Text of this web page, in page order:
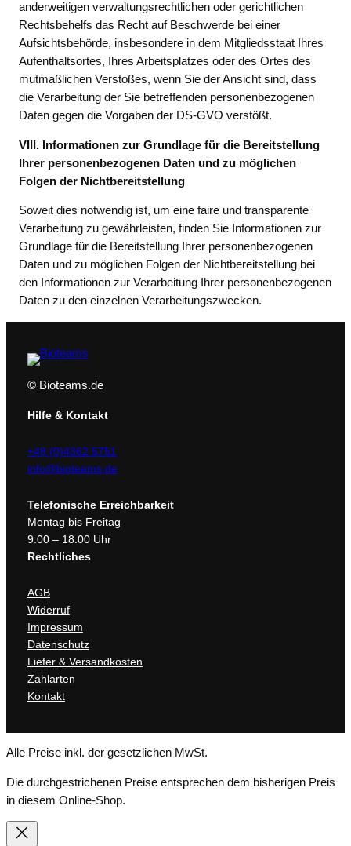
anderweitigen verwaltungsrechtlichen oder gerichtlichen
Rechtsbehelfs das Recht auf Beschwerde bei einer
Aufsichtsbehörde, insbesondere in dem Mitgliedsstaat Ihres
Aufenthaltsortes, Ihres Arbeitsplatzes oder des Ortes des
mutmaßlichen Verstoßes, wenn Sie der Ansicht sind, dass
die Verarbeitung der Sie betreffenden personenbezogenen
Daten gegen die Vorgaben der DS-GVO verstößt.
VIII. Informationen zur Grundlage für die Bereitstellung
Ihrer personenbezogenen Daten und zu möglichen
Folgen der Nichtbereitstellung
Soweit dies notwendig ist, um eine faire und transparente
Verarbeitung zu gewährleisten, finden Sie Informationen zur
Grundlage für die Bereitstellung Ihrer personenbezogenen
Daten und zu möglichen Folgen der Nichtbereitstellung bei
den Informationen zur Verarbeitung Ihrer personenbezogenen
Daten zu den einzelnen Verarbeitungszwecken.
© Bioteams.de
Hilfe & Kontakt
+49 (0)4362 5751
info@bioteams.de
Telefonische Erreichbarkeit
Montag bis Freitag
9:00 – 18:00 Uhr
Rechtliches
AGB
Widerruf
Impressum
Datenschutz
Liefer & Versandkosten
Zahlarten
Kontakt
Alle Preise inkl. der gesetzlichen MwSt.
Die durchgestrichenen Preise entsprechen dem bisherigen Preis
in diesem Online-Shop.